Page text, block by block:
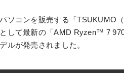
ソコンを販売する「TSUKUMO
して最新の「AMD Ryzen™ 7
ルが発売されました。